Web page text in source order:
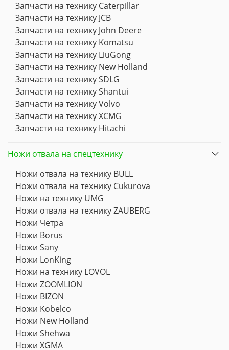
Запчасти на технику Caterpillar
Запчасти на технику JCB
Запчасти на технику John Deere
Запчасти на технику Komatsu
Запчасти на технику LiuGong
Запчасти на технику New Holland
Запчасти на технику SDLG
Запчасти на технику Shantui
Запчасти на технику Volvo
Запчасти на технику XCMG
Запчасти на технику Hitachi
Ножи отвала на спецтехнику
Ножи отвала на технику BULL
Ножи отвала на технику Cukurova
Ножи на технику UMG
Ножи отвала на технику ZAUBERG
Ножи Четра
Ножи Borus
Ножи Sany
Ножи LonKing
Ножи на технику LOVOL
Ножи ZOOMLION
Ножи BIZON
Ножи Kobelco
Ножи New Holland
Ножи Shehwa
Ножи XGMA